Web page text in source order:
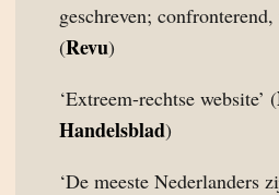
geschreven; confronterend,
(Revu)
‘Extreem-rechtse website’ (
Handelsblad)
‘De meeste Nederlanders